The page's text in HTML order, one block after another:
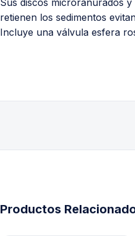
retienen los sedimentos
Incluye una válvula esfera
Productos